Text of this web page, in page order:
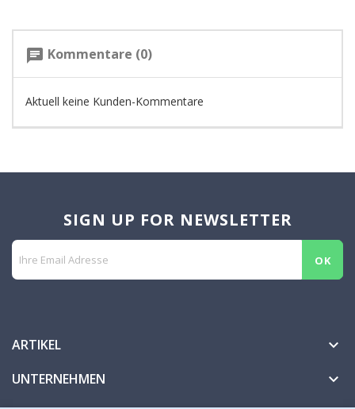
chat Kommentare (0)
Aktuell keine Kunden-Kommentare
SIGN UP FOR NEWSLETTER
ARTIKEL 
UNTERNEHMEN 